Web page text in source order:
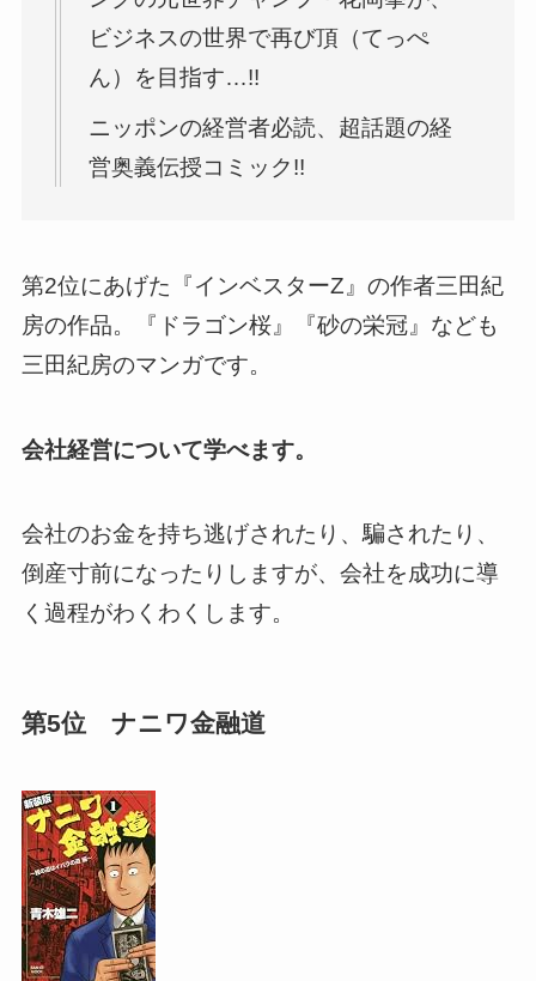
ビジネスの世界で再び頂（てっぺ
ん）を目指す…!!
ニッポンの経営者必読、超話題の経
営奥義伝授コミック!!
第2位にあげた『インベスターZ』の作者三田紀
房の作品。『ドラゴン桜』『砂の栄冠』なども
三田紀房のマンガです。
会社経営について学べます。
会社のお金を持ち逃げされたり、騙されたり、
倒産寸前になったりしますが、会社を成功に導
く過程がわくわくします。
第5位 ナニワ金融道